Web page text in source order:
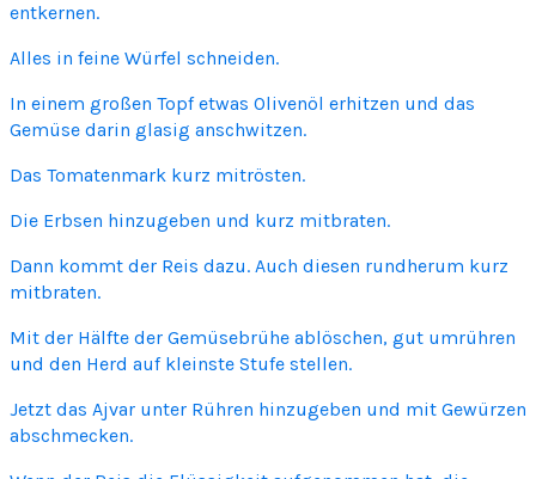
entkernen.
Alles in feine Würfel schneiden.
In einem großen Topf etwas Olivenöl erhitzen und das
Gemüse darin glasig anschwitzen.
Das Tomatenmark kurz mitrösten.
Die Erbsen hinzugeben und kurz mitbraten.
Dann kommt der Reis dazu. Auch diesen rundherum kurz
mitbraten.
Mit der Hälfte der Gemüsebrühe ablöschen, gut umrühren
und den Herd auf kleinste Stufe stellen.
Jetzt das Ajvar unter Rühren hinzugeben und mit Gewürzen
abschmecken.